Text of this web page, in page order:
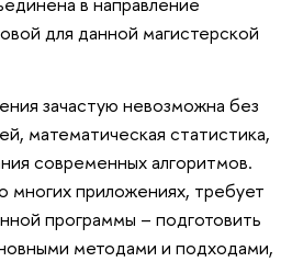
для данной магистерской
зачастую невозможна без
математическая статистика,
современных алгоритмов.
многих приложениях, требует
программы – подготовить
методами и подходами,